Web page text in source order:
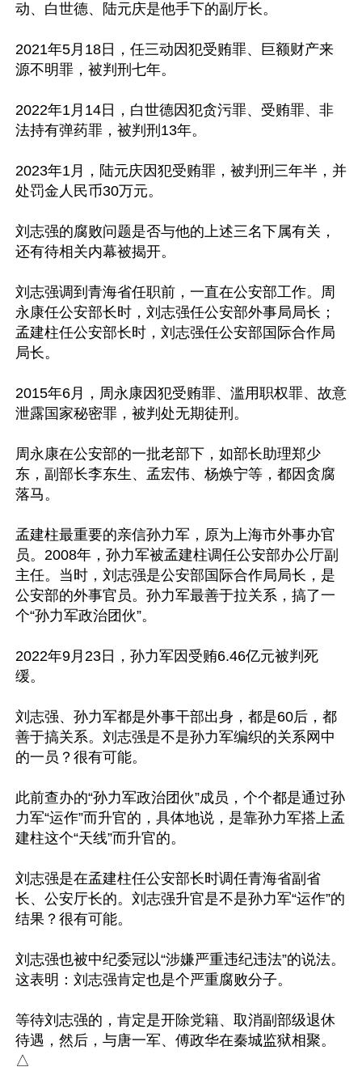
动、白世德、陆元庆是他手下的副厅长。
2021年5月18日，任三动因犯受贿罪、巨额财产来
源不明罪，被判刑七年。
2022年1月14日，白世德因犯贪污罪、受贿罪、非
法持有弹药罪，被判刑13年。
2023年1月，陆元庆因犯受贿罪，被判刑三年半，并
处罚金人民币30万元。
刘志强的腐败问题是否与他的上述三名下属有关，
还有待相关内幕被揭开。
刘志强调到青海省任职前，一直在公安部工作。周
永康任公安部长时，刘志强任公安部外事局局长；
孟建柱任公安部长时，刘志强任公安部国际合作局
局长。
2015年6月，周永康因犯受贿罪、滥用职权罪、故意
泄露国家秘密罪，被判处无期徒刑。
周永康在公安部的一批老部下，如部长助理郑少
东，副部长李东生、孟宏伟、杨焕宁等，都因贪腐
落马。
孟建柱最重要的亲信孙力军，原为上海市外事办官
员。2008年，孙力军被孟建柱调任公安部办公厅副
主任。当时，刘志强是公安部国际合作局局长，是
公安部的外事官员。孙力军最善于拉关系，搞了一
个“孙力军政治团伙”。
2022年9月23日，孙力军因受贿6.46亿元被判死
缓。
刘志强、孙力军都是外事干部出身，都是60后，都
善于搞关系。刘志强是不是孙力军编织的关系网中
的一员？很有可能。
此前查办的“孙力军政治团伙”成员，个个都是通过孙
力军“运作”而升官的，具体地说，是靠孙力军搭上孟
建柱这个“天线”而升官的。
刘志强是在孟建柱任公安部长时调任青海省副省
长、公安厅长的。刘志强升官是不是孙力军“运作”的
结果？很有可能。
刘志强也被中纪委冠以“涉嫌严重违纪违法”的说法。
这表明：刘志强肯定也是个严重腐败分子。
等待刘志强的，肯定是开除党籍、取消副部级退休
待遇，然后，与唐一军、傅政华在秦城监狱相聚。
△